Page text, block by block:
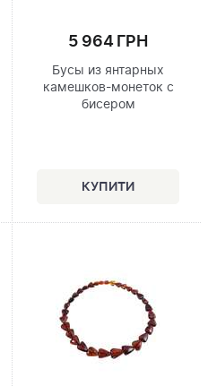
5 964 ГРН
Бусы из янтарных
камешков-монеток с
бисером